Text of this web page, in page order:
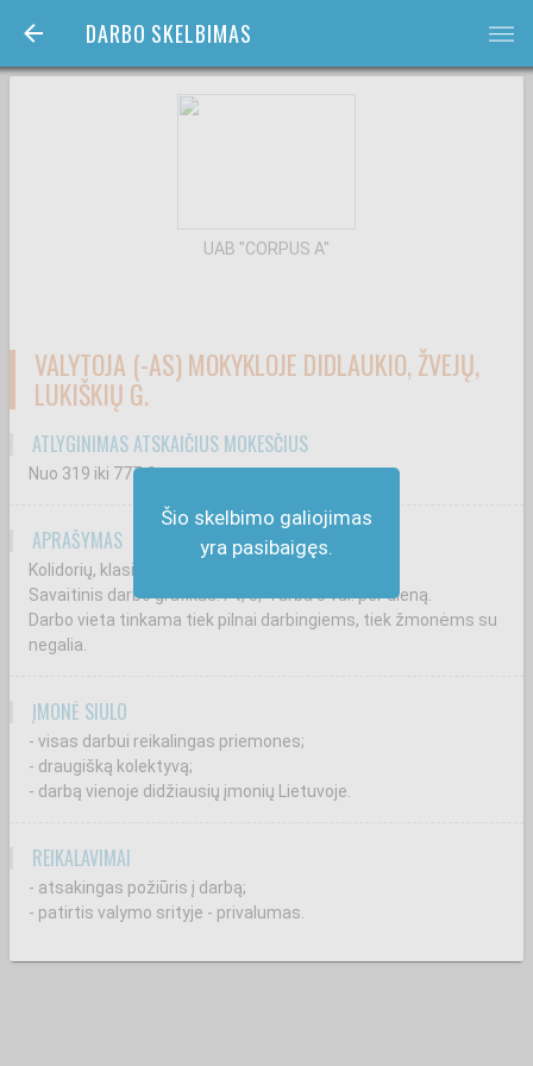
DARBO SKELBIMAS bars
Šio skelbimo galiojimas
yra pasibaigęs.
UAB "CORPUS A"
VALYTOJA (-AS) MOKYKLOJE DIDLAUKIO, ŽVEJŲ,
LUKIŠKIŲ G.
ATLYGINIMAS ATSKAIČIUS MOKESČIUS
Nuo 319 iki 777€
APRAŠYMAS
Kolidorių, klasių, sporto salių valymas mokykloje.
Savaitinis darbo grafikas: I-V, 3, 4 arba 8 val. per dieną.
Darbo vieta tinkama tiek pilnai darbingiems, tiek žmonėms su
negalia.
ĮMONĖ SIŪLO
- visas darbui reikalingas priemones;
- draugišką kolektyvą;
- darbą vienoje didžiausių įmonių Lietuvoje.
REIKALAVIMAI
- atsakingas požiūris į darbą;
- patirtis valymo srityje - privalumas.